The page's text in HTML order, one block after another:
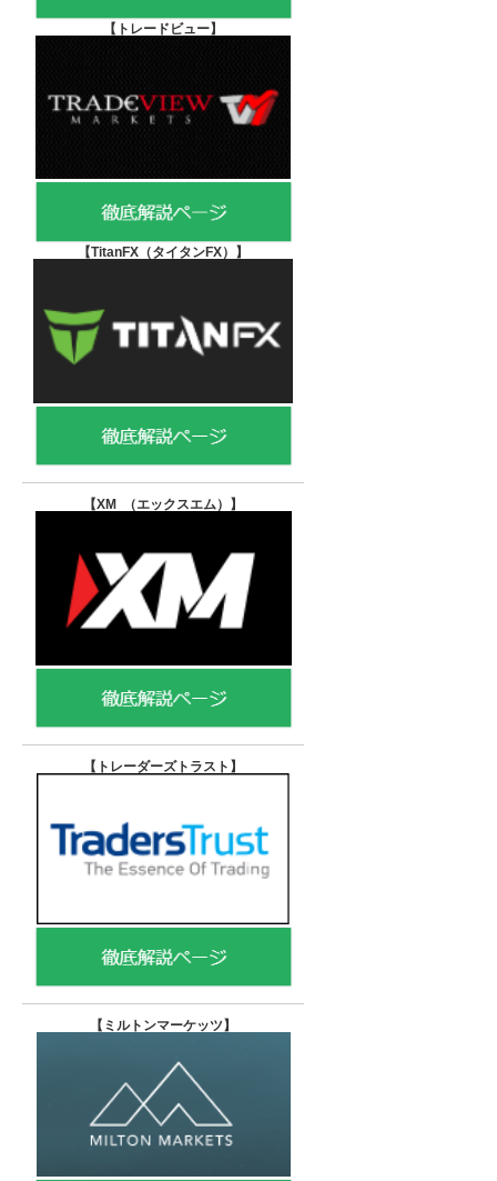
【 トレードビュー】
【TitanFX（タイタンFX） 】
【XM （エックスエム） 】
【トレーダーズトラスト 】
【 ミルトンマーケッツ】